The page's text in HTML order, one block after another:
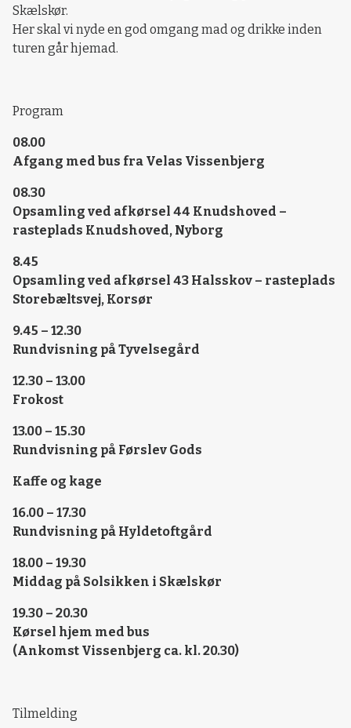
Skælskør.
Her skal vi nyde en god omgang mad og drikke inden
turen går hjemad.
Program
08.00
Afgang med bus fra Velas Vissenbjerg
08.30
Opsamling ved afkørsel 44 Knudshoved –
rasteplads Knudshoved, Nyborg
8.45
Opsamling ved afkørsel 43 Halsskov – rasteplads
Storebæltsvej, Korsør
9.45 – 12.30
Rundvisning på Tyvelsegård
12.30 – 13.00
Frokost
13.00 – 15.30
Rundvisning på Førslev Gods
Kaffe og kage
16.00 – 17.30
Rundvisning på Hyldetoftgård
18.00 – 19.30
Middag på Solsikken i Skælskør
19.30 – 20.30
Kørsel hjem med bus
(Ankomst Vissenbjerg ca. kl. 20.30)
Tilmelding